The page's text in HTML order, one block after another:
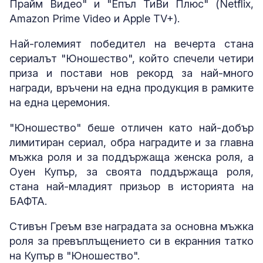
Прайм Видео" и "Епъл ТиВи Плюс" (Netflix,
Amazon Prime Video и Apple TV+).
Най-големият победител на вечерта стана
сериалът "Юношество", който спечели четири
приза и постави нов рекорд за най-много
награди, връчени на една продукция в рамките
на една церемония.
"Юношество" беше отличен като най-добър
лимитиран сериал, обра наградите и за главна
мъжка роля и за поддържаща женска роля, а
Оуен Купър, за своята поддържаща роля,
стана най-младият призьор в историята на
БАФТА.
Стивън Греъм взе наградата за основна мъжка
роля за превъплъщението си в екранния татко
на Купър в "Юношество".